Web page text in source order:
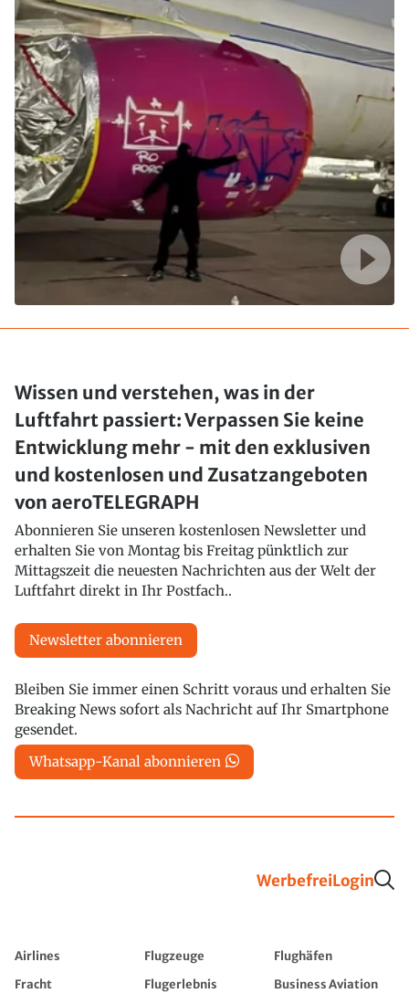
Wissen und verstehen, was in der
Luftfahrt passiert: Verpassen Sie keine
Entwicklung mehr - mit den exklusiven
und kostenlosen und Zusatzangeboten
von aeroTELEGRAPH
Abonnieren Sie unseren kostenlosen Newsletter und
erhalten Sie von Montag bis Freitag pünktlich zur
Mittagszeit die neuesten Nachrichten aus der Welt der
Luftfahrt direkt in Ihr Postfach..
Newsletter abonnieren
Bleiben Sie immer einen Schritt voraus und erhalten Sie
Breaking News sofort als Nachricht auf Ihr Smartphone
gesendet.
Whatsapp-Kanal abonnieren
WerbefreiLogin
Airlines Flugzeuge
Flughäfen
Fracht
Flugerlebnis
Business Aviation